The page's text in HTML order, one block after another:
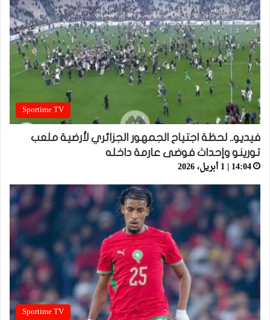
Sportime TV
فيديو.. لحظة اجتياح الجمهور الجزائري لأرضية ملعب
تورينو وإحداث فوضى عارمة داخله
14:04 | 1 أبريل، 2026
Sportime TV